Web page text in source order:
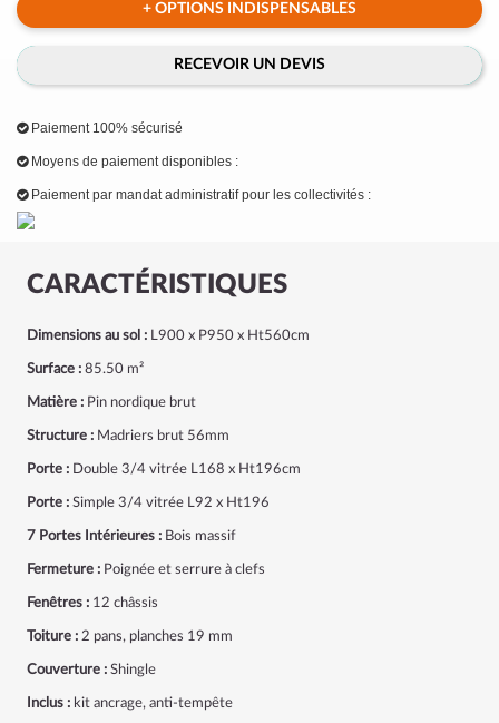
CARACTÉRISTIQUES
Dimensions au sol : L900 x P950 x Ht560cm
Surface : 85.50 m²
Matière : Pin nordique brut
Structure : Madriers brut 56mm
Porte : Double 3/4 vitrée L168 x Ht196cm
Porte : Simple 3/4 vitrée L92 x Ht196
7 Portes Intérieures : Bois massif
Fermeture : Poignée et serrure à clefs
Fenêtres : 12 châssis
Toiture : 2 pans, planches 19 mm
Couverture : Shingle
Inclus : kit ancrage, anti-tempête
+ OPTIONS INDISPENSABLES
RECEVOIR UN DEVIS
Paiement 100% sécurisé
Moyens de paiement disponibles :
Paiement par mandat administratif pour les collectivités :